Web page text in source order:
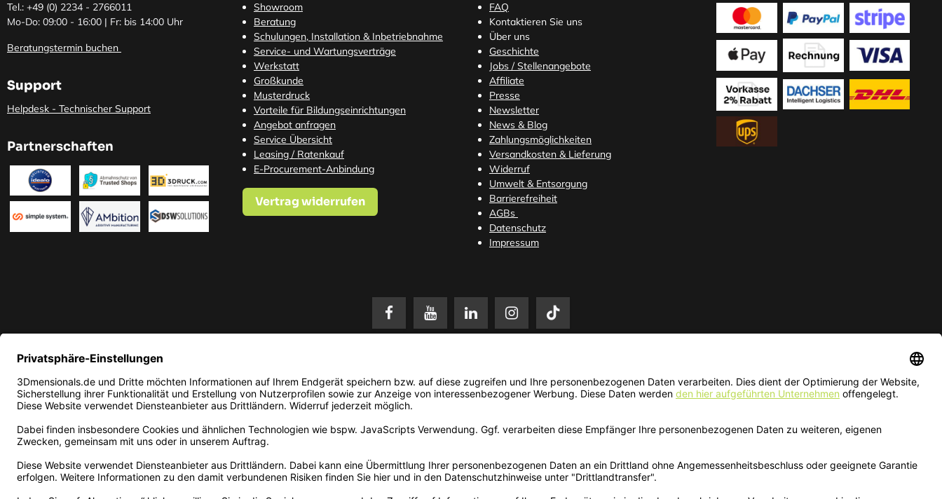
Tel.: +49 (0) 2234 - 2766011
Mo-Do: 09:00 - 16:00 | Fr: bis 14:00 Uhr
Beratungstermin buchen
Support
Helpdesk - Technischer Support
Partnerschaften
Showroom
Beratung
Schulungen, Installation & Inbetriebnahme
Service- und Wartungsverträge
Werkstatt
Großkunde
Musterdruck
Vorteile für Bildungseinrichtungen
Angebot anfragen
Service Übersicht
Leasing / Ratenkauf
E-Procurement-Anbindung
Vertrag widerrufen
FAQ
Kontaktieren Sie uns
Über uns
Geschichte
Jobs / Stellenangebote
Affiliate
Presse
Newsletter
News & Blog
Zahlungsmöglichkeiten
Versandkosten & Lieferung
Widerruf
Umwelt & Entsorgung
Barrierefreiheit
AGBs
Datenschutz
Impressum
Kundenbewertung